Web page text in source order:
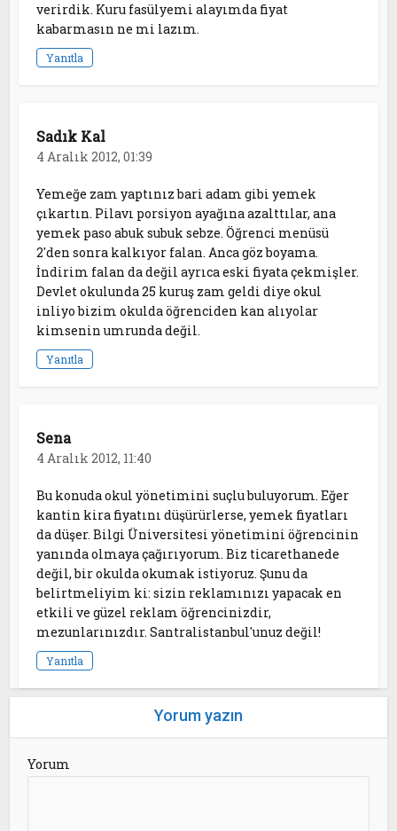
verirdik. Kuru fasülyemi alayımda fiyat
kabarmasın ne mi lazım.
Yanıtla
Sadık Kal
4 Aralık 2012, 01:39
Yemeğe zam yaptınız bari adam gibi yemek
çıkartın. Pilavı porsiyon ayağına azalttılar, ana
yemek paso abuk subuk sebze. Öğrenci menüsü
2'den sonra kalkıyor falan. Anca göz boyama.
İndirim falan da değil ayrıca eski fiyata çekmişler.
Devlet okulunda 25 kuruş zam geldi diye okul
inliyo bizim okulda öğrenciden kan alıyolar
kimsenin umrunda değil.
Yanıtla
Sena
4 Aralık 2012, 11:40
Bu konuda okul yönetimini suçlu buluyorum. Eğer
kantin kira fiyatını düşürürlerse, yemek fiyatları
da düşer. Bilgi Üniversitesi yönetimini öğrencinin
yanında olmaya çağırıyorum. Biz ticarethanede
değil, bir okulda okumak istiyoruz. Şunu da
belirtmeliyim ki: sizin reklamınızı yapacak en
etkili ve güzel reklam öğrencinizdir,
mezunlarınızdır. Santralistanbul'unuz değil!
Yanıtla
Yorum yazın
Yorum